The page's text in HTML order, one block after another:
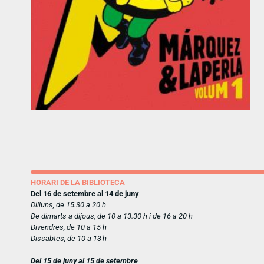
HORARI DE LA BIBLIOTECA
Del 16 de setembre al 14 de juny
Dilluns, de 15.30 a 20 h
De dimarts a dijous, de 10 a 13.30 h i de 16 a 20 h
Divendres, de 10 a 15 h
Dissabtes, de 10 a 13 h
Del 15 de juny al 15 de setembre